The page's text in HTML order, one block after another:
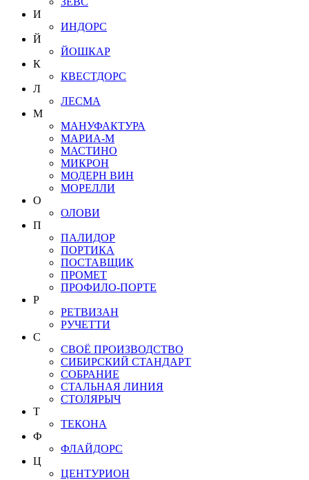
И
ИНДОРС
Й
ЙОШКАР
К
КВЕСТДОРС
Л
ЛЕСМА
М
МАНУФАКТУРА
МАРИА-М
МАСТИНО
МИКРОН
МОДЕРН ВИН
МОРЕЛЛИ
О
ОЛОВИ
П
ПАЛИДОР
ПОРТИКА
ПОСТАВЩИК
ПРОМЕТ
ПРОФИЛО-ПОРТЕ
Р
РЕТВИЗАН
РУЧЕТТИ
С
СВОЁ ПРОИЗВОДСТВО
СИБИРСКИЙ СТАНДАРТ
СОБРАНИЕ
СТАЛЬНАЯ ЛИНИЯ
СТОЛЯРЫЧ
Т
ТЕКОНА
Ф
ФЛАЙДОРС
Ц
ЦЕНТУРИОН